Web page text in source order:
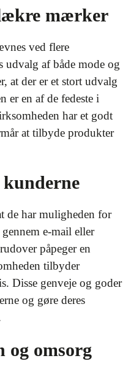
mærker
ved flere
udvalg af både mode og
at der er et stort udvalg
er en af de fedeste i
har et godt
at tilbyde produkter
kunderne
de har muligheden for
e-mail eller
påpeger en
tilbyder
Disse genveje og goder
og gøre deres
og omsorg